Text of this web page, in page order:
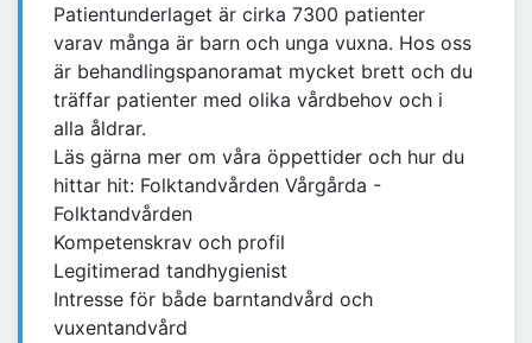
Patientunderlaget är cirka 7300 patienter
varav många är barn och unga vuxna. Hos oss
är behandlingspanoramat mycket brett och du
träffar patienter med olika vårdbehov och i
alla åldrar.
Läs gärna mer om våra öppettider och hur du
hittar hit: Folktandvården Vårgårda -
Folktandvården
Kompetenskrav och profil
Legitimerad tandhygienist
Intresse för både barntandvård och
vuxentandvård